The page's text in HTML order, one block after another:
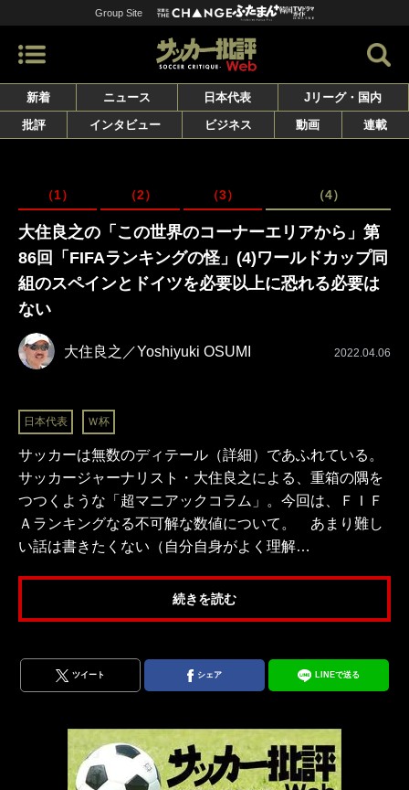
Group Site
新着 ニュース 日本代表
Jリーグ・国内
批評
インタビュー ビジネス 動画 連載
（1） （2） （3） （4）
大住良之の「この世界のコーナーエリアから」第
86回「FIFAランキングの怪」(4)ワールドカップ同
組のスペインとドイツを必要以上に恐れる必要は
ない
大住良之／Yoshiyuki OSUMI 2022.04.06
日本代表 Ｗ杯
サッカーは無数のディテール（詳細）であふれている。
サッカージャーナリスト・大住良之による、重箱の隅を
つつくような「超マニアックコラム」。今回は、ＦＩＦ
Ａランキングなる不可解な数値について。 あまり難し
い話は書きたくない（自分自身がよく理解…
続きを読む
ツイート シェア LINEで送る